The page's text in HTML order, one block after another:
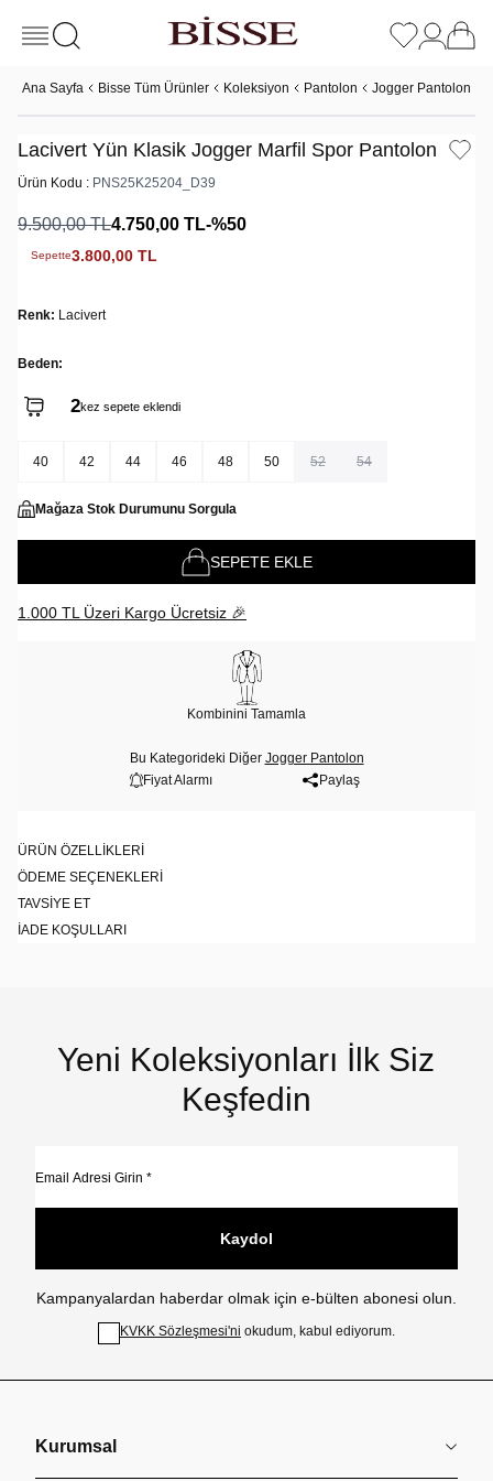
Ana Sayfa Bisse Tüm Ürünler Koleksiyon Pantolon Jogger Pantolon
Lacivert Yün Klasik Jogger Marfil Spor Pantolon
Ürün Kodu : PNS25K25204_D39
9.500,00TL4.750,00 TL-%50
Sepette3.800,00 TL
Renk: Lacivert
Beden:
2kez sepete eklendi
40 42 44 46 48 50 52 54
Mağaza Stok Durumunu Sorgula
SEPETE EKLE
1.000 TL Üzeri Kargo Ücretsiz 🎉
Kombinini Tamamla
Bu Kategorideki Diğer Jogger Pantolon
Fiyat Alarmı
Paylaş
ÜRÜN ÖZELLIKLERI
ÖDEME SEÇENEKLERI
TAVSIYE ET
İADE KOŞULLARI
Yeni Koleksiyonları İlk Siz
Keşfedin
Kaydol
Kampanyalardan haberdar olmak için e-bülten abonesi olun.
KVKK Sözleşmesi'ni okudum, kabul ediyorum.
Kurumsal